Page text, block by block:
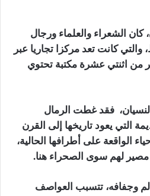
الشعراء والعلماء ورجال
والتي كانت تعد مركزا تجاريا عبر
من اثنتي عشرة مكتبة تحتوي
فقد غطت الرمال
التي يعود تاريخها إلى القرن
الواقعة على أطرافها الحالية،
مصير لهم سوى الصحراء هنا.
وجفافه، تتسبب العواصف